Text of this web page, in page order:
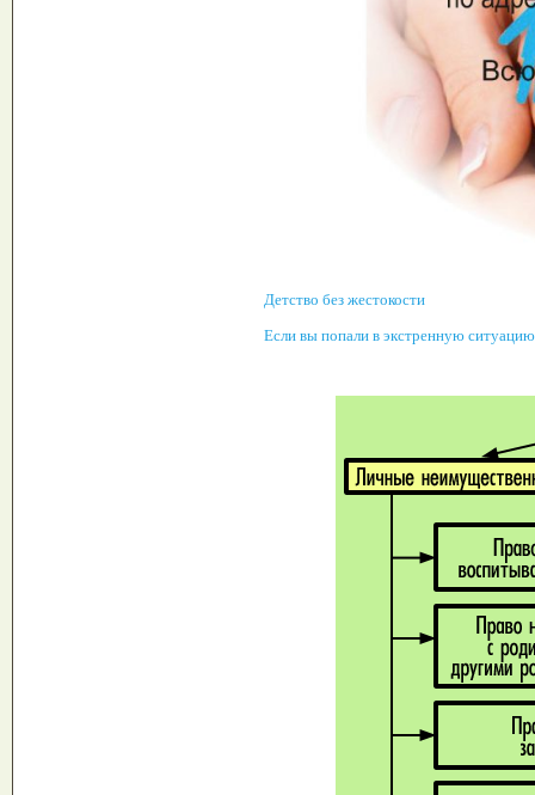
Детство без жестокости
Если вы попали в экстренную ситуацию